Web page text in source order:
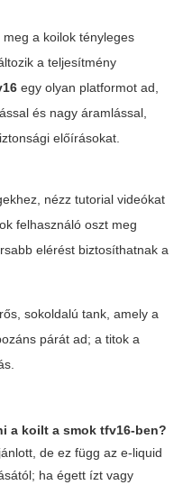
a koilok tényleges
a teljesítmény
egy olyan platformot ad,
és nagy áramlással,
előírásokat.
nézz tutorial videókat
felhasználó oszt meg
elérést biztosíthatnak a
sokoldalú tank, amely a
párát ad; a titok a
a koilt a smok tfv16-ben?
de ez függ az e-liquid
ha égett ízt vagy